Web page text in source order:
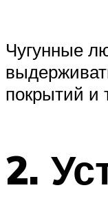
Чугунные
покрытий и
2.